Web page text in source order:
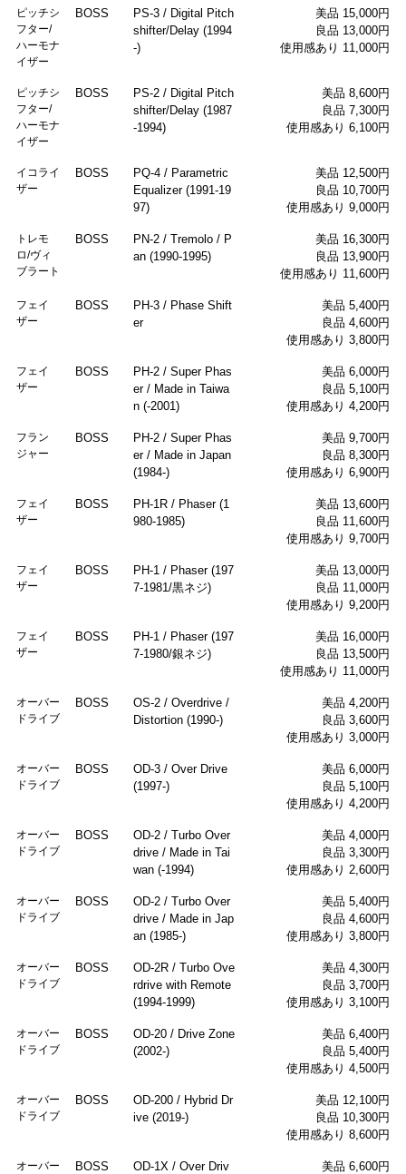
ピッチシ
フター/
ハーモナ
イザー
BOSS
PS-3 / Digital Pitch
shifter/Delay (1994
-)
美品 15,000円
良品 13,000円
使用感あり 11,000円
ピッチシ
フター/
ハーモナ
イザー
BOSS
PS-2 / Digital Pitch
shifter/Delay (1987
-1994)
美品 8,600円
良品 7,300円
使用感あり 6,100円
イコライ
ザー
BOSS
PQ-4 / Parametric
Equalizer (1991-19
97)
美品 12,500円
良品 10,700円
使用感あり 9,000円
トレモ
ロ/ヴィ
ブラート
BOSS
PN-2 / Tremolo / P
an (1990-1995)
美品 16,300円
良品 13,900円
使用感あり 11,600円
フェイ
ザー
BOSS
PH-3 / Phase Shift
er
美品 5,400円
良品 4,600円
使用感あり 3,800円
フェイ
ザー
BOSS
PH-2 / Super Phas
er / Made in Taiwa
n (-2001)
美品 6,000円
良品 5,100円
使用感あり 4,200円
フラン
ジャー
BOSS
PH-2 / Super Phas
er / Made in Japan
(1984-)
美品 9,700円
良品 8,300円
使用感あり 6,900円
フェイ
ザー
BOSS
PH-1R / Phaser (1
980-1985)
美品 13,600円
良品 11,600円
使用感あり 9,700円
フェイ
ザー
BOSS
PH-1 / Phaser (197
7-1981/黒ネジ)
美品 13,000円
良品 11,000円
使用感あり 9,200円
フェイ
ザー
BOSS
PH-1 / Phaser (197
7-1980/銀ネジ)
美品 16,000円
良品 13,500円
使用感あり 11,000円
オーバー
ドライブ
BOSS
OS-2 / Overdrive /
Distortion (1990-)
美品 4,200円
良品 3,600円
使用感あり 3,000円
オーバー
ドライブ
BOSS
OD-3 / Over Drive
(1997-)
美品 6,000円
良品 5,100円
使用感あり 4,200円
オーバー
ドライブ
BOSS
OD-2 / Turbo Over
drive / Made in Tai
wan (-1994)
美品 4,000円
良品 3,300円
使用感あり 2,600円
オーバー
ドライブ
BOSS
OD-2 / Turbo Over
drive / Made in Jap
an (1985-)
美品 5,400円
良品 4,600円
使用感あり 3,800円
オーバー
ドライブ
BOSS
OD-2R / Turbo Ove
rdrive with Remote
(1994-1999)
美品 4,300円
良品 3,700円
使用感あり 3,100円
オーバー
ドライブ
BOSS
OD-20 / Drive Zone
(2002-)
美品 6,400円
良品 5,400円
使用感あり 4,500円
オーバー
ドライブ
BOSS
OD-200 / Hybrid Dr
ive (2019-)
美品 12,100円
良品 10,300円
使用感あり 8,600円
オーバー BOSS OD-1X / Over Driv 美品 6,600円